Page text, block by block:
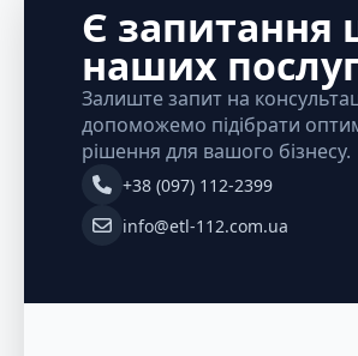
Є запитання
наших
Залиште запит на
допоможемо підібрати
рішення для вашого бізнесу.
+38 (097) 112-2399
info@etl-112.com.ua